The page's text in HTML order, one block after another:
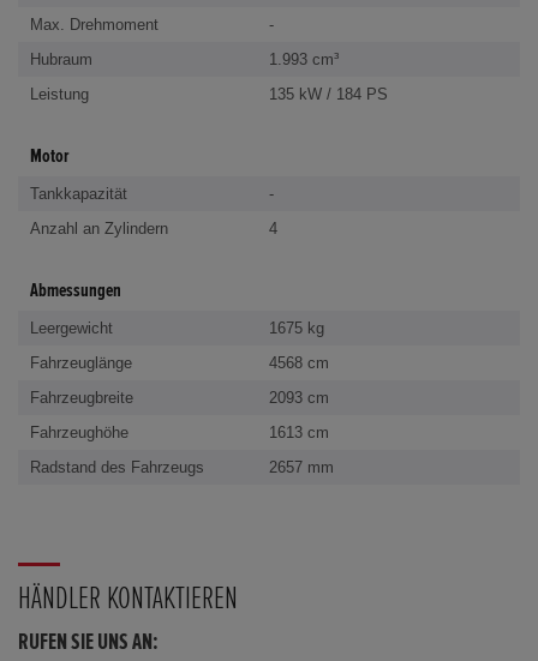
Max. Drehmoment
-
Hubraum
1.993 cm³
Leistung
135 kW / 184 PS
Motor
Tankkapazität
-
Anzahl an Zylindern
4
Abmessungen
Leergewicht
1675 kg
Fahrzeuglänge
4568 cm
Fahrzeugbreite
2093 cm
Fahrzeughöhe
1613 cm
Radstand des Fahrzeugs
2657 mm
HÄNDLER KONTAKTIEREN
RUFEN SIE UNS AN: